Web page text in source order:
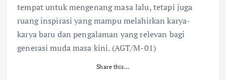
tempat untuk mengenang masa lalu, tetapi juga
ruang inspirasi yang mampu melahirkan karya-
karya baru dan pengalaman yang relevan bagi
generasi muda masa kini. (AGT/M-01)
Share this…